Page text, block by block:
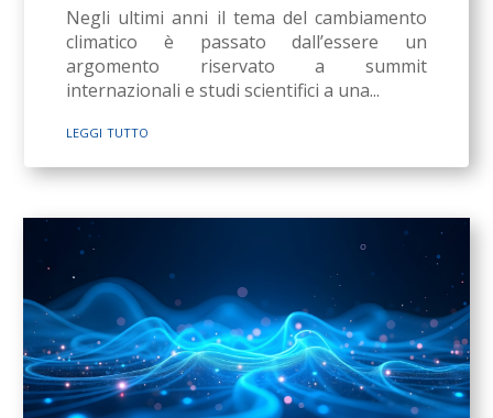
Negli ultimi anni il tema del cambiamento
climatico è passato dall’essere un
argomento riservato a summit
internazionali e studi scientifici a una...
leggi tutto